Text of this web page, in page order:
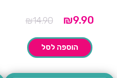
₪14.90
המחיר
היה:
₪9.90
הוספה לסל